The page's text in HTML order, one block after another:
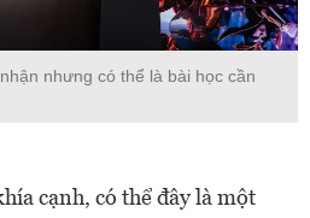
nhưng có thể là bài học cần
cạnh, có thể đây là một